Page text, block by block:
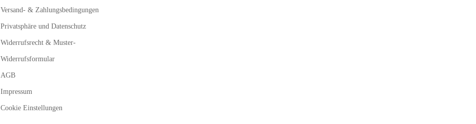
Versand- & Zahlungsbedingungen
Privatsphäre und Datenschutz
Widerrufsrecht & Muster-
Widerrufsformular
AGB
Impressum
Cookie Einstellungen